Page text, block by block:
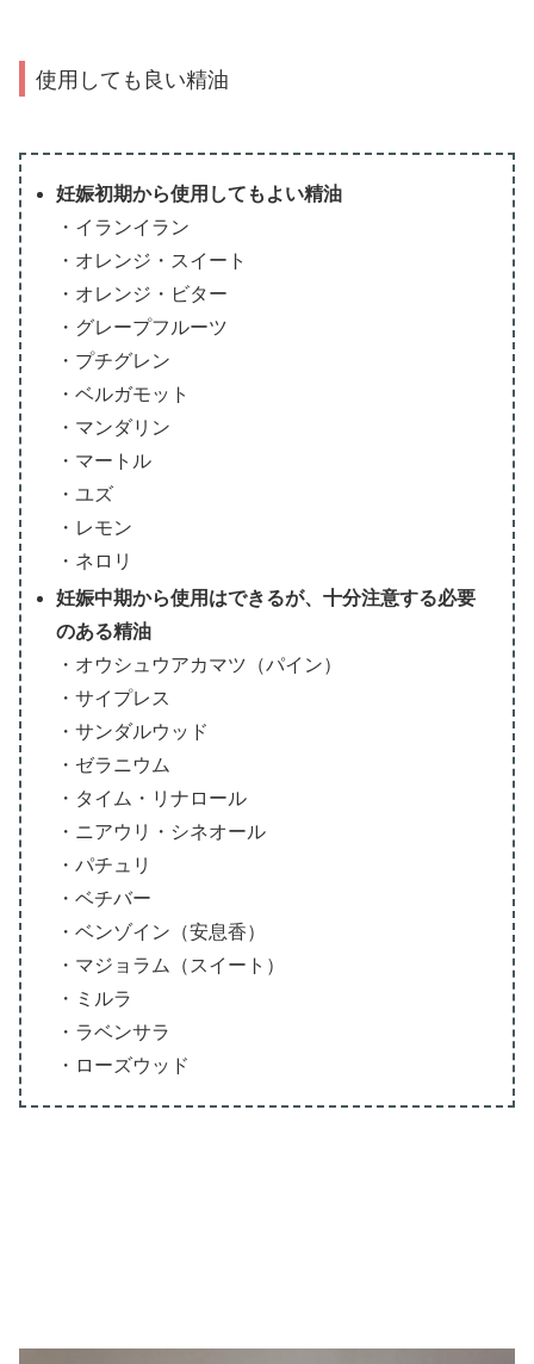
使用しても良い精油
妊娠初期から使用してもよい精油
・イランイラン
・オレンジ・スイート
・オレンジ・ビター
・グレープフルーツ
・プチグレン
・ベルガモット
・マンダリン
・マートル
・ユズ
・レモン
・ネロリ
妊娠中期から使用はできるが、十分注意する必要
のある精油
・オウシュウアカマツ（パイン）
・サイプレス
・サンダルウッド
・ゼラニウム
・タイム・リナロール
・ニアウリ・シネオール
・パチュリ
・ベチバー
・ベンゾイン（安息香）
・マジョラム（スイート）
・ミルラ
・ラベンサラ
・ローズウッド